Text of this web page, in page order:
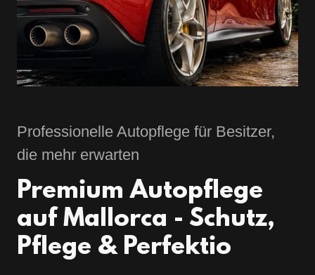
Professionelle Autopflege für Besitzer,
die mehr erwarten
Premium Autopflege
auf Mallorca - Schutz,
Pflege & Perfektio